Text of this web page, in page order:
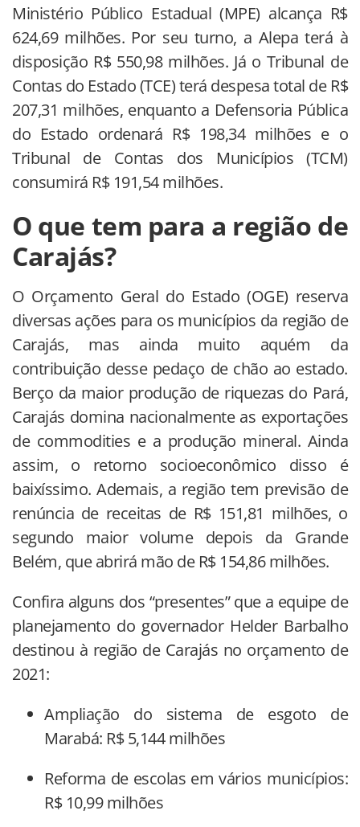
Ministério Público Estadual (MPE) alcança R$
624,69 milhões. Por seu turno, a Alepa terá à
disposição R$ 550,98 milhões. Já o Tribunal de
Contas do Estado (TCE) terá despesa total de R$
207,31 milhões, enquanto a Defensoria Pública
do Estado ordenará R$ 198,34 milhões e o
Tribunal de Contas dos Municípios (TCM)
consumirá R$ 191,54 milhões.
O que tem para a região de
Carajás?
O Orçamento Geral do Estado (OGE) reserva
diversas ações para os municípios da região de
Carajás, mas ainda muito aquém da
contribuição desse pedaço de chão ao estado.
Berço da maior produção de riquezas do Pará,
Carajás domina nacionalmente as exportações
de commodities e a produção mineral. Ainda
assim, o retorno socioeconômico disso é
baixíssimo. Ademais, a região tem previsão de
renúncia de receitas de R$ 151,81 milhões, o
segundo maior volume depois da Grande
Belém, que abrirá mão de R$ 154,86 milhões.
Confira alguns dos “presentes” que a equipe de
planejamento do governador Helder Barbalho
destinou à região de Carajás no orçamento de
2021:
Ampliação do sistema de esgoto de
Marabá: R$ 5,144 milhões
Reforma de escolas em vários municípios:
R$ 10,99 milhões